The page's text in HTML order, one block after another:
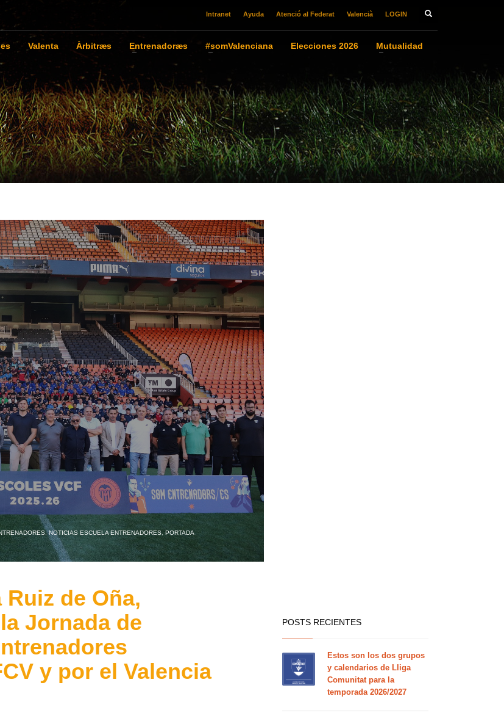
Intranet Ayuda Atenció al Federat Valencià LOGIN
Valenta Àrbitræs Entrenadoræs #somValenciana Elecciones 2026
Mutualidad
,NOTICIAS ESCUELA ENTRENADORES,PORTADA
de Oña,
Jornada de
y por el Valencia
POSTS RECIENTES
Estos son los dos grupos
y calendarios de Lliga
Comunitat para la
temporada 2026/2027